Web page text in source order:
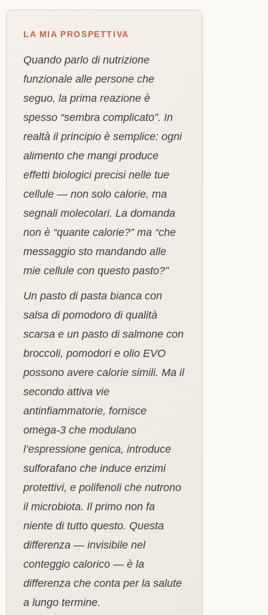
LA MIA PROSPETTIVA
Quando parlo di nutrizione
funzionale alle persone che
seguo, la prima reazione è
spesso “sembra complicato”. In
realtà il principio è semplice: ogni
alimento che mangi produce
effetti biologici precisi nelle tue
cellule — non solo calorie, ma
segnali molecolari. La domanda
non è “quante calorie?” ma “che
messaggio sto mandando alle
mie cellule con questo pasto?”
Un pasto di pasta bianca con
salsa di pomodoro di qualità
scarsa e un pasto di salmone con
broccoli, pomodori e olio EVO
possono avere calorie simili. Ma il
secondo attiva vie
antinfiammatorie, fornisce
omega-3 che modulano
l’espressione genica, introduce
sulforafano che induce enzimi
protettivi, e polifenoli che nutrono
il microbiota. Il primo non fa
niente di tutto questo. Questa
differenza — invisibile nel
conteggio calorico — è la
differenza che conta per la salute
a lungo termine.